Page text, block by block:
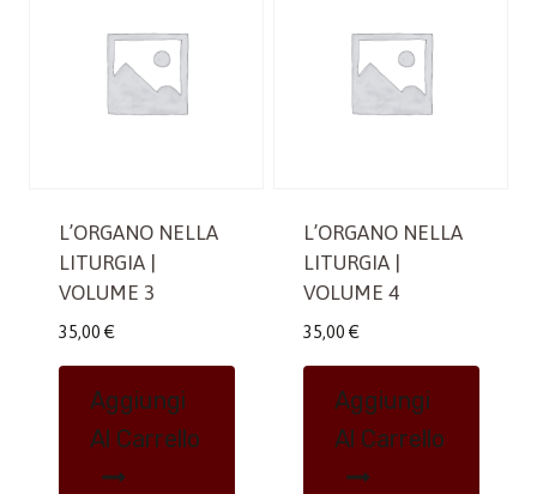
L’ORGANO NELLA
LITURGIA |
VOLUME 3
35,00 €
Aggiungi
Al Carrello
L’ORGANO NELLA
LITURGIA |
VOLUME 4
35,00 €
Aggiungi
Al Carrello